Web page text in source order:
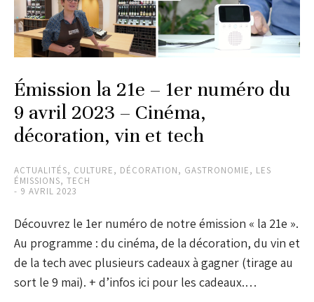
Émission la 21e – 1er numéro du
9 avril 2023 – Cinéma,
décoration, vin et tech
ACTUALITÉS, CULTURE, DÉCORATION, GASTRONOMIE, LES
ÉMISSIONS, TECH
9 AVRIL 2023
Découvrez le 1er numéro de notre émission « la 21e ».
Au programme : du cinéma, de la décoration, du vin et
de la tech avec plusieurs cadeaux à gagner (tirage au
sort le 9 mai). + d’infos ici pour les cadeaux.…